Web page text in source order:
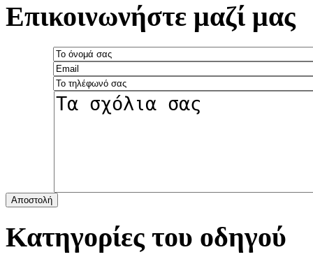
Επικοινωνήστε μαζί μας
Αποστολή
Κατηγορίες του οδηγού